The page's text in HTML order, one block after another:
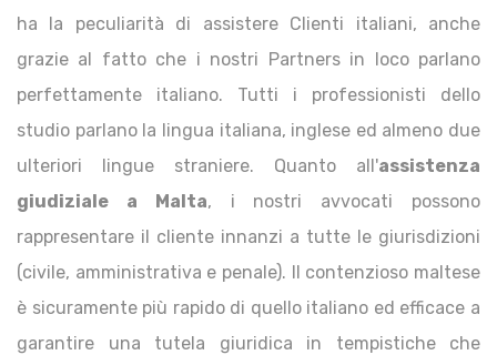
ha la peculiarità di assistere Clienti italiani, anche
grazie al fatto che i nostri Partners in loco parlano
perfettamente italiano. Tutti i professionisti dello
studio parlano la lingua italiana, inglese ed almeno due
ulteriori lingue straniere. Quanto all'assistenza
giudiziale a Malta, i nostri avvocati possono
rappresentare il cliente innanzi a tutte le giurisdizioni
(civile, amministrativa e penale). Il contenzioso maltese
è sicuramente più rapido di quello italiano ed efficace a
garantire una tutela giuridica in tempistiche che